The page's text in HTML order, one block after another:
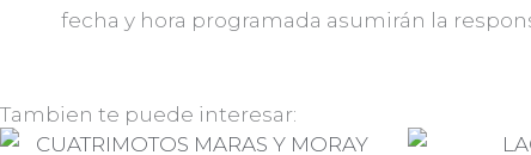
fecha y hora programada asumirán la
Tambien te puede interesar: